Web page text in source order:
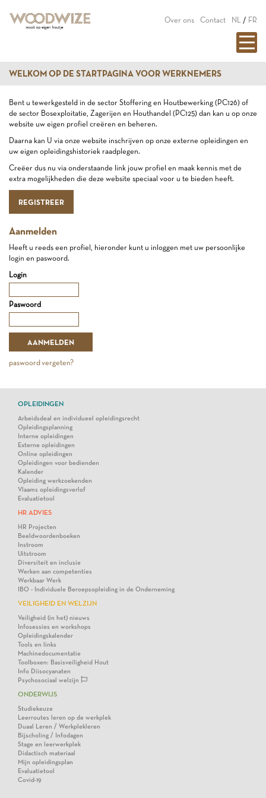
Over ons Contact NL / FR
WELKOM OP DE STARTPAGINA VOOR WERKNEMERS
Bent u tewerkgesteld in de sector Stoffering en Houtbewerking (PC126) of
de sector Bosexploitatie, Zagerijen en Houthandel (PC125) dan kan u op onze
website uw eigen profiel creëren en beheren.
Daarna kan U via onze website inschrijven op onze externe opleidingen en
uw eigen opleidingshistoriek raadplegen.
Creëer dus nu via onderstaande link jouw profiel en maak kennis met de
extra mogelijkheden die deze website speciaal voor u te bieden heeft.
REGISTREER
Aanmelden
Heeft u reeds een profiel, hieronder kunt u inloggen met uw persoonlijke
login en paswoord.
Login
Paswoord
paswoord vergeten?
OPLEIDINGEN
Arbeidsdeal en individueel opleidingsrecht
Opleidingsplanning
Interne opleidingen
Externe opleidingen
Online opleidingen
Opleidingen voor bedienden
Kalender
Opleiding werkzoekenden
Vlaams opleidingsverlof
Evaluatietool
HR ADVIES
HR Projecten
Beeldwoordenboeken
Instroom
Uitstroom
Diversiteit en inclusie
Werken aan competenties
Werkbaar Werk
IBO - Individuele Beroepsopleiding in de Onderneming
VEILIGHEID EN WELZIJN
Veiligheid (in het) nieuws
Infosessies en workshops
Opleidingskalender
Tools en links
Machinedocumentatie
Toolboxen: Basisveiligheid Hout
Info Diisocyanaten
Psychosociaal welzijn
ONDERWIJS
Studiekeuze
Leerroutes leren op de werkplek
Duaal Leren / Werkplekleren
Bijscholing / Infodagen
Stage en leerwerkplek
Didactisch materiaal
Mijn opleidingsplan
Evaluatietool
Covid-19